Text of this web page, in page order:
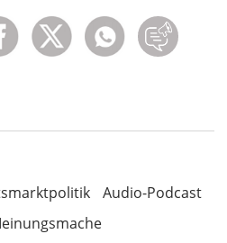
Audio-Podcast